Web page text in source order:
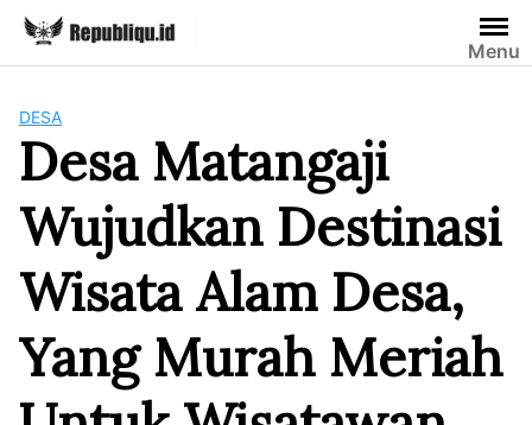
Skip
content
Menu
DESA
Desa Matangaji
Wujudkan Destinasi
Wisata Alam Desa,
Yang Murah Meriah